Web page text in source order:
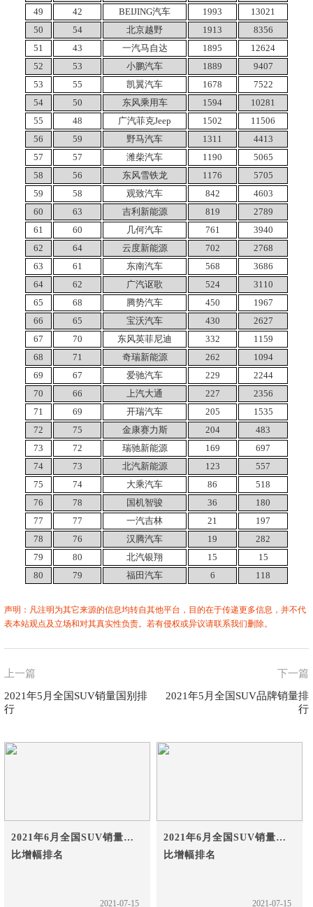
49
42 BEIJING汽车 1993
13021
50
54 北京越野 1913
8356
51
43 一汽马自达 1895
12624
52
53 小鹏汽车 1889
9407
53
55 凯翼汽车 1678
7522
54
50 东风乘用车 1594
10281
55
48 广汽菲克Jeep 1502
11506
56
59 野马汽车 1311
4413
57
57 潍柴汽车 1190
5065
58
56 东风雪铁龙 1176
5705
59
58 观致汽车 842
4603
60
63 吉利新能源 819
2789
61
60 几何汽车 761
3940
62
64 云度新能源 702
2768
63
61 东南汽车 568
3686
64
62 广汽讴歌 524
3110
65
68 腾势汽车 450
1967
66
65 宝沃汽车 430
2627
67
70 东风英菲尼迪 332
1159
68
71 奇瑞新能源 262
1094
69
67 爱驰汽车 229
2244
70
66 上汽大通 227
2356
71
69 开瑞汽车 205
1535
72
75 金康赛力斯 204
483
73
72 瑞驰新能源 169
697
74
73 北汽新能源 123
557
75
74 大乘汽车 86
518
76
78 国机智骏 36
180
77
77 一汽吉林 21
197
78
76 汉腾汽车 19
282
79
80 北汽银翔 15
15
80
79 福田汽车 6 118
声明：凡注明为其它来源的信息均转自其他平台，目的在于传递更多信息，并不代
表本站观点及立场和对其真实性负责。若有侵权或异议请联系我们删除。
上一篇
2021年5月全国SUV销量国别排
行
下一篇
2021年5月全国SUV品牌销量排
行
2021年6月全国SUV销量环
比增幅排名
2021-07-15
2021年6月全国SUV销量同
比增幅排名
2021-07-15